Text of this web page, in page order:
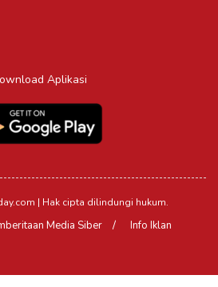
Aplikasi
| Hak cipta dilindungi hukum.
Media Siber Info Iklan